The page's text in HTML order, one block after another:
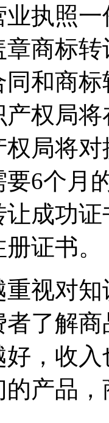
执照
商标
和商
权局
局将
6个月
让成功
证书。
视对
了解
，收
产品